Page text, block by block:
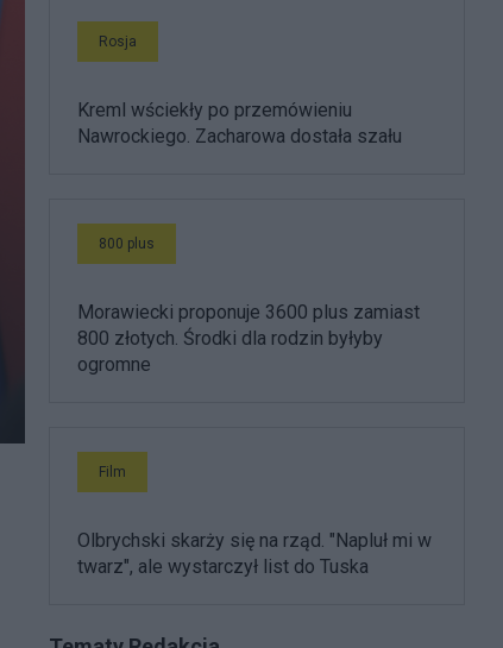
Rosja
Kreml wściekły po przemówieniu
Nawrockiego. Zacharowa dostała szału
800 plus
Morawiecki proponuje 3600 plus zamiast
800 złotych. Środki dla rodzin byłyby
ogromne
Film
Olbrychski skarży się na rząd. "Napluł mi w
twarz", ale wystarczył list do Tuska